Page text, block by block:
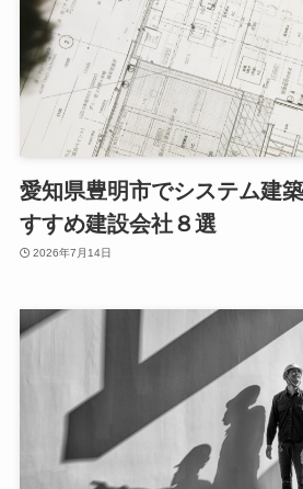
愛知県豊明市でシステム建
すすめ建設会社８選
2026年7月14日